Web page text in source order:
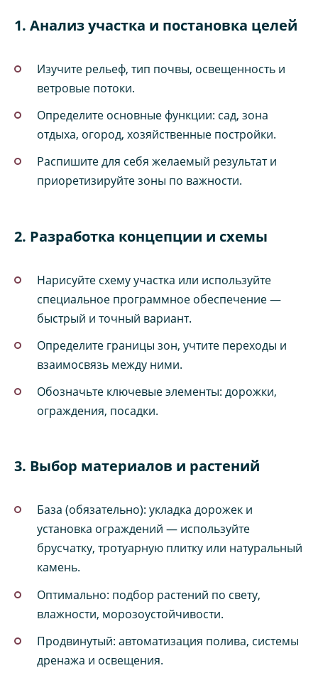
1. Анализ участка и постановка целей
Изучите рельеф, тип почвы, освещенность и
ветровые потоки.
Определите основные функции: сад, зона
отдыха, огород, хозяйственные постройки.
Распишите для себя желаемый результат и
приоретизируйте зоны по важности.
2. Разработка концепции и схемы
Нарисуйте схему участка или используйте
специальное программное обеспечение —
быстрый и точный вариант.
Определите границы зон, учтите переходы и
взаимосвязь между ними.
Обозначьте ключевые элементы: дорожки,
ограждения, посадки.
3. Выбор материалов и растений
База (обязательно): укладка дорожек и
установка ограждений — используйте
брусчатку, тротуарную плитку или натуральный
камень.
Оптимально: подбор растений по свету,
влажности, морозоустойчивости.
Продвинутый: автоматизация полива, системы
дренажа и освещения.